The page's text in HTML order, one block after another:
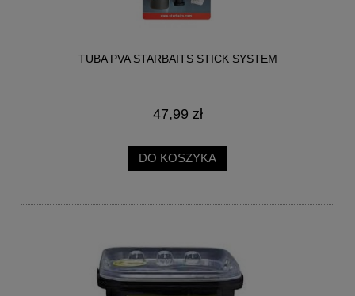
TUBA PVA STARBAITS STICK SYSTEM
47,99 zł
DO KOSZYKA